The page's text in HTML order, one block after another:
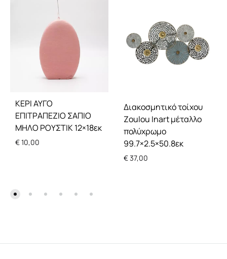
ΚΕΡΙ ΑΥΓΟ
ΕΠΙΤΡΑΠΕΖΙΟ ΣΑΠΙΟ
ΜΗΛΟ ΡΟΥΣΤΙΚ 12×18εκ
€10,00
Διακοσμητικό τοίχου
Zoulou Inart μέταλλο
πολύχρωμο
99.7×2.5×50.8εκ
€37,00